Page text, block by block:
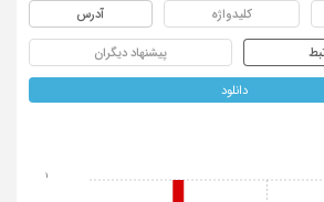
کلیدواژه آدرس
پیشنهاد دیگران
دانلود
1